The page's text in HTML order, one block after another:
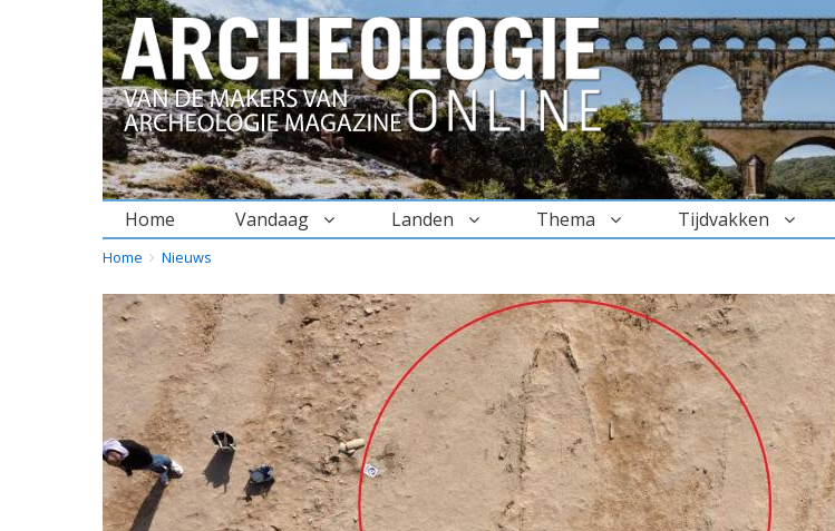
Home Vandaag Landen Thema Tijdvakken
BREADCRUMBS
YOU
HERE:
Home Nieuws